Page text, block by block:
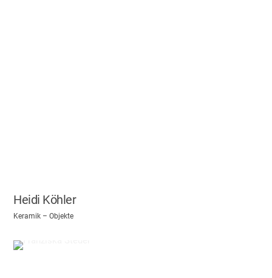
Heidi Köhler
Keramik – Objekte